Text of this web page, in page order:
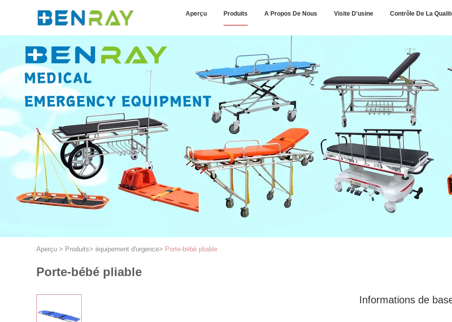
Aperçu Produits A Propos De Nous Visite D'usine Contrôle De La
Aperçu > Produits> équipement d'urgence> Porte-bébé pliable
Porte-bébé pliable
Informations de